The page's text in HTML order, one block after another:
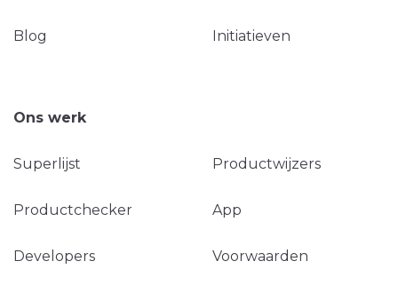
Blog Initiatieven
Ons werk
Superlijst Productwijzers
Productchecker App
Developers Voorwaarden